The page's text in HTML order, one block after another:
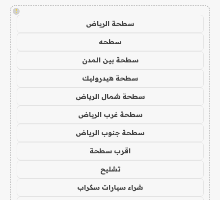
!
سطحة الرياض
سطحه
سطحة بين المدن
سطحة هيدروليك
سطحة شمال الرياض
سطحة غرب الرياض
سطحة جنوب الرياض
اقرب سطحة
تشليح
شراء سيارات سكراب